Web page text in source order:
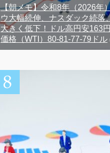
【朝メモ】令和8年（2026年
ウ大幅続伸、ナスダック続落
大きく低下！ドル高円安163
価格（WTI）80-81-77-79ドル